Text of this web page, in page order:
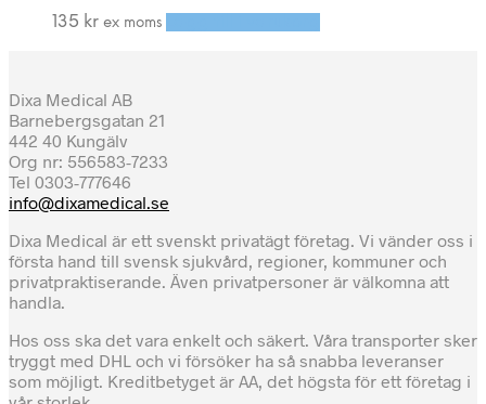
135 kr ex moms
Dixa Medical AB
Barnebergsgatan 21
442 40 Kungälv
Org nr: 556583-7233
Tel 0303-777646
info@dixamedical.se
Dixa Medical är ett svenskt privatägt företag. Vi vänder oss i
första hand till svensk sjukvård, regioner, kommuner och
privatpraktiserande. Även privatpersoner är välkomna att
handla.
Hos oss ska det vara enkelt och säkert. Våra transporter sker
tryggt med DHL och vi försöker ha så snabba leveranser
som möjligt. Kreditbetyget är AA, det högsta för ett företag i